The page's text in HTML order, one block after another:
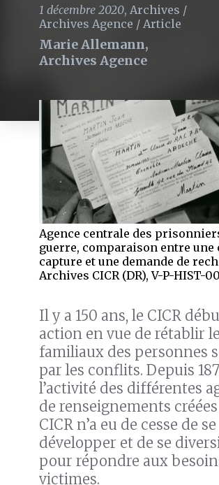
1 décembre 2020, Archives /
Archives Agence / Article
Marie Allemann,
Archives Agence
Agence centrale des
guerre, comparaison entre une
capture et une demande de
Archives CICR (DR), V-P-HIST-
Il y a 150 ans, le CICR
action en vue de rétablir
familiaux des personnes
par les conflits. Depuis
l’activité des différentes
de renseignements
CICR n’a eu de cesse de se
développer et de se
pour répondre aux
victimes.